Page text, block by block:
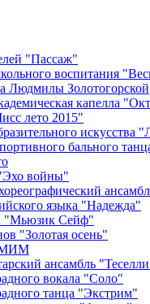
"Пассаж"
воспитания
Людмилы Золотогорской
капелла
лето 2015"
искусства
бального
войны"
языка "Надежда"
"Мьюзик Сейф"
"Золотая осень"
МИМ
ансамбль
вокала "Соло"
танца "Экстрим"